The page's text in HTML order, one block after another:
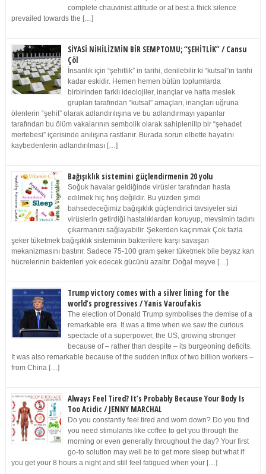
complete chauvinist attitude or at best a thick silence
prevailed towards the […]
SİYASİ NİHİLİZMİN BİR SEMPTOMU; “ŞEHİTLİK” / Cansu
Çöl
İnsanlık için “şehitlik” in tarihi, denilebilir ki “kutsal”ın tarihi
kadar eskidir. Hemen hemen bütün toplumlarda
birbirinden farklı ideolojiler, inançlar ve hatta meslek
grupları tarafından “kutsal” amaçları, inançları uğruna
ölenlerin “şehit” olarak adlandırılışına ve bu adlandırmayı yapanlar
tarafından bu ölüm vakalarının sembolik olarak sahiplenilip bir “şehadet
mertebesi” içerisinde anılışına rastlanır. Burada sorun elbette hayatını
kaybedenlerin adlandırılması […]
Bağışıklık sistemini güçlendirmenin 20 yolu
Soğuk havalar geldiğinde virüsler tarafından hasta
edilmek hiç hoş değildir. Bu yüzden şimdi
bahsedeceğimiz bağışıklık güçlendirici tavsiyeler sizi
virüslerin getirdiği hastalıklardan koruyup, mevsimin tadını
çıkarmanızı sağlayabilir. Şekerden kaçınmak Çok fazla
şeker tüketmek bağışıklık sisteminin bakterilere karşı savaşan
mekanizmasını bastırır. Sadece 75-100 gram şeker tüketmek bile beyaz kan
hücrelerinin bakterileri yok edecek gücünü azaltır. Doğal meyve […]
Trump victory comes with a silver lining for the
world’s progressives / Yanis Varoufakis
The election of Donald Trump symbolises the demise of a
remarkable era. It was a time when we saw the curious
spectacle of a superpower, the US, growing stronger
because of – rather than despite – its burgeoning deficits.
It was also remarkable because of the sudden influx of two billion workers –
from China […]
Always Feel Tired? It’s Probably Because Your Body Is
Too Acidic / JENNY MARCHAL
Do you constantly feel tired and worn down? Do you find
you need stimulants like coffee to get you through the
morning or even generally throughout the day? Your first
go-to solution may well be to get more sleep but what if
you get your 8 hours a night and still feel fatigued when your […]